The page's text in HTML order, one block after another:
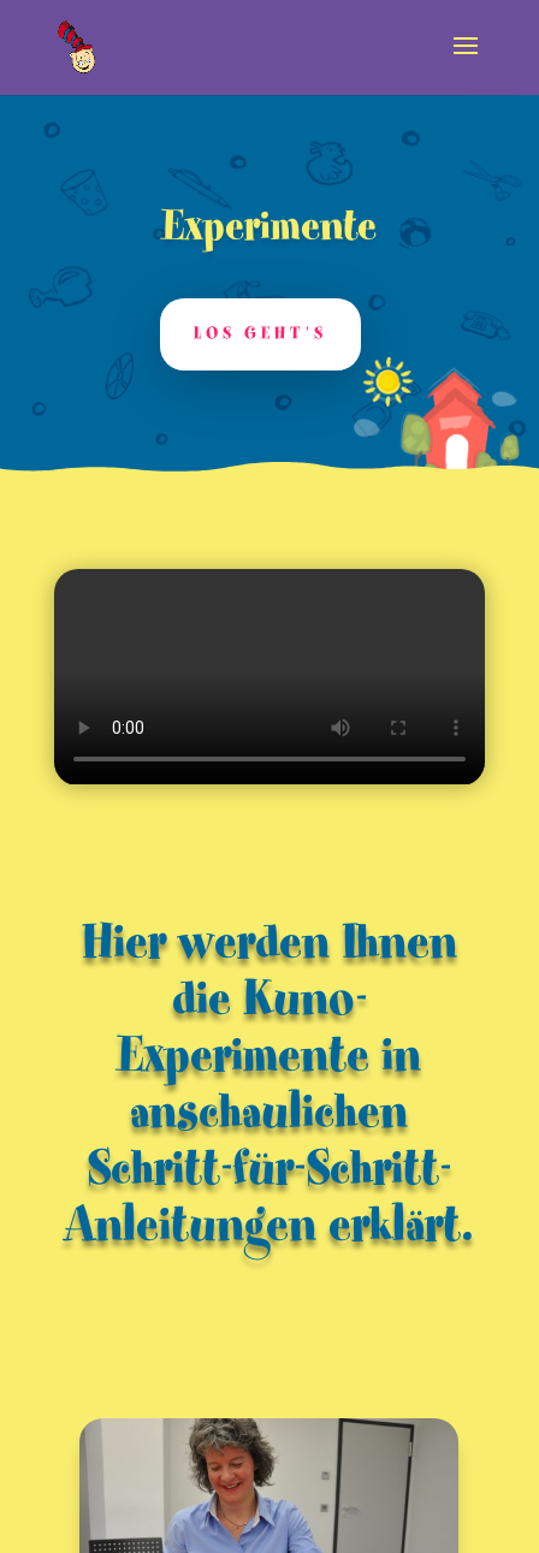
Experimente
LOS GEHT'S
Hier werden Ihnen
die Kuno-
Experimente in
anschaulichen
Schritt-für-Schritt-
Anleitungen erklärt.